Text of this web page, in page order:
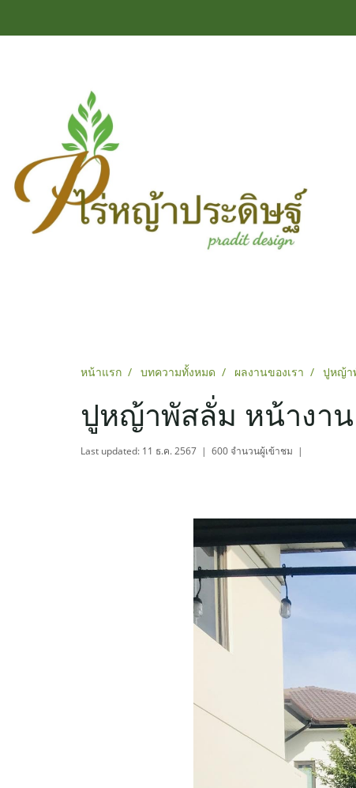
หน้าแรก บทความทั้งหมด ผลงานของเรา ปูหญ้า
ปูหญ้าพัสลั่ม หน้างา
Last updated: 11 ธ.ค. 2567 | 600 จำนวนผู้เข้าชม |